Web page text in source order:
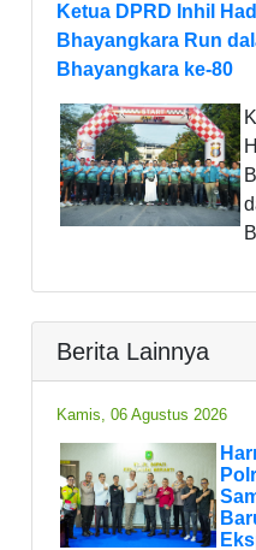
Ketua DPRD Inhil
Bhayangkara Run
Bhayangkara ke-80
Berita Lainnya
Kamis, 06 Agustus 2026